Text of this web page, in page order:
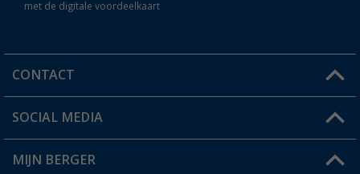
met de digitale voordeelkaart
CONTACT
Een vraag?
Winkel vinden
SOCIAL MEDIA
MIJN BERGER